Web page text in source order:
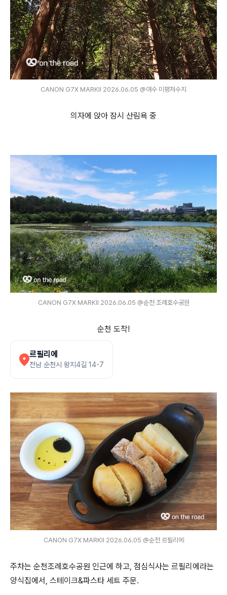
CANON G7X MARKⅡ 2026.06.05 @여수 미평저수지
의자에 앉아 잠시 산림욕 중
CANON G7X MARKⅡ 2026.06.05 @순천 조례호수공원
순천 도착!
르필리에
전남 순천시 왕지4길 14-7
CANON G7X MARKⅡ 2026.06.05 @순천 르필리에
주차는 순천조례호수공원 인근에 하고, 점심식사는 르필리에라는
양식집에서, 스테이크&파스타 세트 주문.